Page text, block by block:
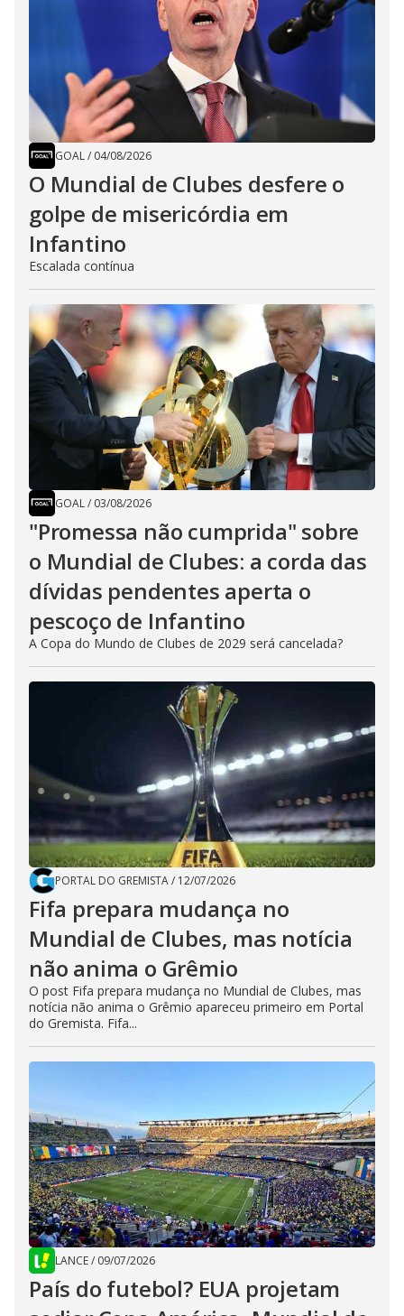
GOAL/ 04/08/2026
O Mundial de Clubes desfere o
golpe de misericórdia em
Infantino
Escalada contínua
GOAL/ 03/08/2026
"Promessa não cumprida" sobre
o Mundial de Clubes: a corda das
dívidas pendentes aperta o
pescoço de Infantino
A Copa do Mundo de Clubes de 2029 será cancelada?
PORTAL DO GREMISTA/ 12/07/2026
Fifa prepara mudança no
Mundial de Clubes, mas notícia
não anima o Grêmio
O post Fifa prepara mudança no Mundial de Clubes, mas
notícia não anima o Grêmio apareceu primeiro em Portal
do Gremista. Fifa...
LANCE/ 09/07/2026
País do futebol? EUA projetam